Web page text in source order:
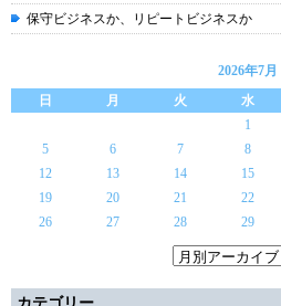
保守ビジネスか、リピートビジネスか
2026年7月
日
月 火 水
1
5
6 7 8
12
13 14 15
19
20 21 22
26
27 28 29